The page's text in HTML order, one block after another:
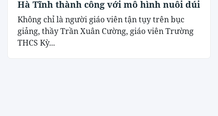
Hà Tĩnh thành công với mô hình nuôi dúi
Không chỉ là người giáo viên tận tụy trên bục
giảng, thầy Trần Xuân Cường, giáo viên Trường
THCS Kỳ...